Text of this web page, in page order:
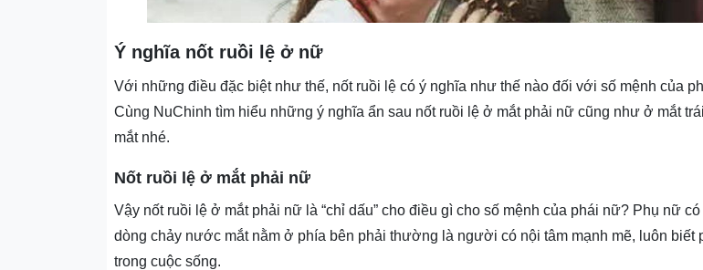
Ý nghĩa nốt ruồi lệ ở nữ
Với những điều đặc biệt như thế, nốt ruồi lệ có ý nghĩa như thế nào đối với số mệnh của
Cùng NuChinh tìm hiểu những ý nghĩa ẩn sau nốt ruồi lệ ở mắt phải nữ cũng như ở mắt
mắt nhé.
Nốt ruồi lệ ở mắt phải nữ
Vậy nốt ruồi lệ ở mắt phải nữ là “chỉ dấu” cho điều gì cho số mệnh của phái nữ? Phụ nữ có
dòng chảy nước mắt nằm ở phía bên phải thường là người có nội tâm mạnh mẽ, luôn biết
trong cuộc sống.